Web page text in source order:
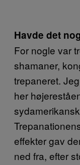
Havde det
For nogle var
shamaner,
trepaneret.
her
effekter gav
ned fra, efter